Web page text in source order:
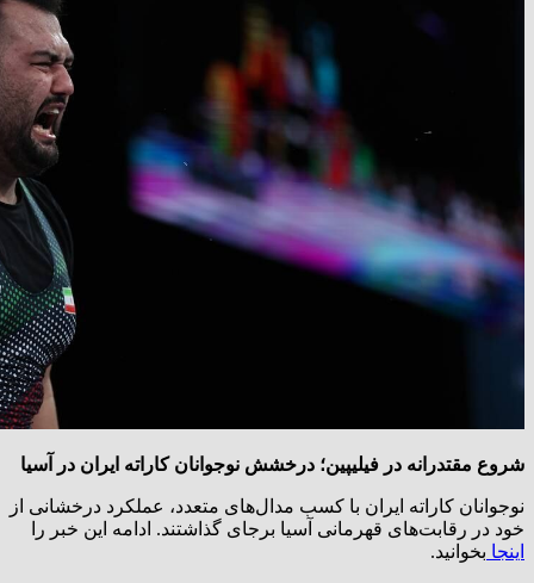
شروع مقتدرانه در فیلیپین؛ درخشش نوجوانان کاراته ایران در آسیا
نوجوانان کاراته ایران با کسب مدال‌های متعدد، عملکرد درخشانی از
خود در رقابت‌های قهرمانی آسیا برجای گذاشتند. ادامه این خبر را
اینجا بخوانید.